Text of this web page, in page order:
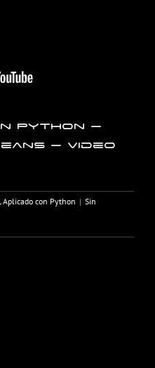
Python –
– Video
Aplicado con Python | Sin